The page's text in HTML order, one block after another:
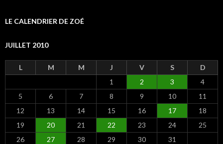
LE CALENDRIER DE ZOÉ
JUILLET 2010
L M M J V S D
1 2 3
4
5
6 7 8 9 10
11
12
13 14 15 16 17
18
19
20 21 22 23 24
25
26
27 28 29 30 31